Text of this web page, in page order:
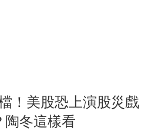
！美股恐上演股災戲
陶冬這樣看